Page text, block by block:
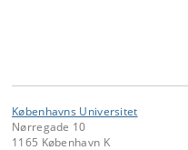
Københavns Universitet
Nørregade 10
1165 København K